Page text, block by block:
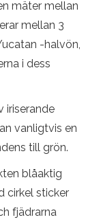
mäter mellan
mellan 3
-halvön,
i dess
iriserande
vanligtvis en
till grön.
blåaktig
cirkel sticker
fjädrarna